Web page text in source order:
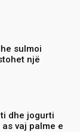
sulmoi
një
dhe jogurti
vaj palme e